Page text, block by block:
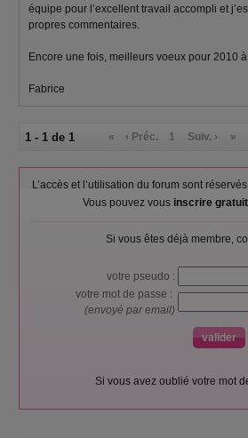
équipe pour l’excellent travail accompli et
propres commentaires.
Encore une fois, meilleurs voeux pour 2010
Fabrice
1 - 1 de 1 « ‹ Préc. 1 Suiv. › »
L’accès et l’utilisation du forum sont
Vous pouvez vous inscrire
Si vous êtes déjà membre,
votre pseudo :
votre mot de passe :
(envoyé par email)
Si vous avez oublié votre mot